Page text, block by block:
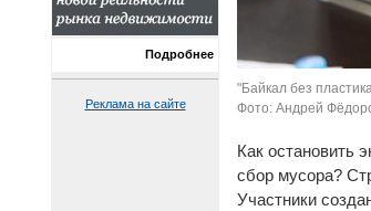
Подробнее
Реклама на сайте
"Байкал без
Фото: Андрей
Как остановить
сбор мусора?
Участники